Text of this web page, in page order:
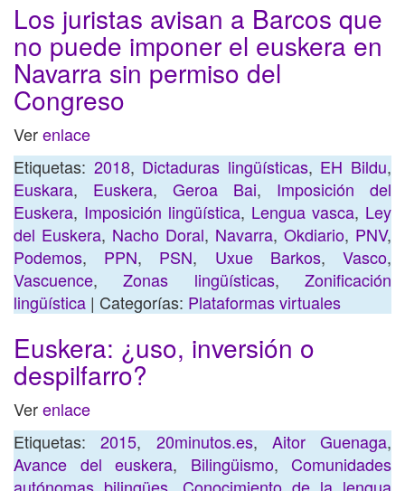
Los juristas avisan a Barcos que
no puede imponer el euskera en
Navarra sin permiso del
Congreso
Verenlace
Etiquetas: 2018, Dictaduras lingüísticas, EH Bildu,
Euskara, Euskera, Geroa Bai, Imposición del
Euskera, Imposición lingüística, Lengua vasca, Ley
del Euskera, Nacho Doral, Navarra, Okdiario, PNV,
Podemos, PPN, PSN, Uxue Barkos,Vasco,
Vascuence,Zonas lingüísticas,Zonificación
lingüística | Categorías: Plataformas virtuales
Euskera: ¿uso, inversión o
despilfarro?
Verenlace
Etiquetas:2015, 20minutos.es, Aitor Guenaga,
Avance del euskera, Bilingüismo, Comunidades